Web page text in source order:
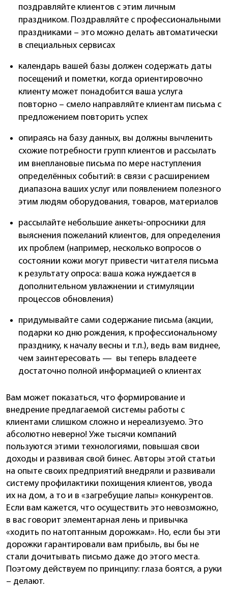
поздравляйте клиентов с этим личным
праздником. Поздравляйте с профессиональными
праздниками – это можно делать автоматически
в специальных сервисах
календарь вашей базы должен содержать даты
посещений и пометки, когда ориентировочно
клиенту может понадобится ваша услуга
повторно – смело направляйте клиентам письма с
предложением повторить успех
опираясь на базу данных, вы должны вычленить
схожие потребности групп клиентов и рассылать
им внеплановые письма по мере наступления
определённых событий: в связи с расширением
диапазона ваших услуг или появлением полезного
этим людям оборудования, товаров, материалов
рассылайте небольшие анкеты-опросники для
выяснения пожеланий клиентов, для определения
их проблем (например, несколько вопросов о
состоянии кожи могут привести читателя письма
к результату опроса: ваша кожа нуждается в
дополнительном увлажнении и стимуляции
процессов обновления)
придумывайте сами содержание письма (акции,
подарки ко дню рождения, к профессиональному
празднику, к началу весны и т.п.), ведь вам виднее,
чем заинтересовать — вы теперь владеете
достаточно полной информацией о клиентах
Вам может показаться, что формирование и
внедрение предлагаемой системы работы с
клиентами слишком сложно и нереализуемо. Это
абсолютно неверно! Уже тысячи компаний
пользуются этими технологиями, повышая свои
доходы и развивая свой бинес. Авторы этой статьи
на опыте своих предприятий внедряли и развивали
систему профилактики похищения клиентов, увода
их на дом, а то и в «загребущие лапы» конкурентов.
Если вам кажется, что осуществить это невозможно,
в вас говорит элементарная лень и привычка
«ходить по натоптанным дорожкам». Но, если бы эти
дорожки гарантировали вам прибыль, вы бы не
стали дочитывать письмо даже до этого места.
Поэтому действуем по принципу: глаза боятся, а руки
– делают.